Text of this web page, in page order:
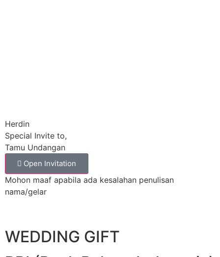
Herdin
Special Invite to,
Tamu Undangan
Open Invitation
Mohon maaf apabila ada kesalahan penulisan
nama/gelar
WEDDING GIFT